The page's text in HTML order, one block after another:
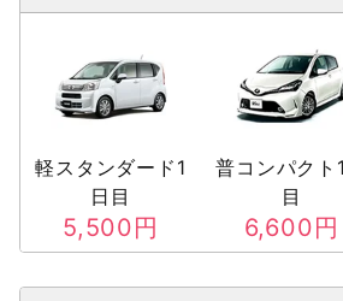
軽スタンダード1
日目
5,500円
普コンパクト
目
6,600円